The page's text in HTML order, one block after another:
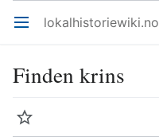
Åpne hovedmenyen lokalhistoriewiki.no
Finden krins
Overvåk